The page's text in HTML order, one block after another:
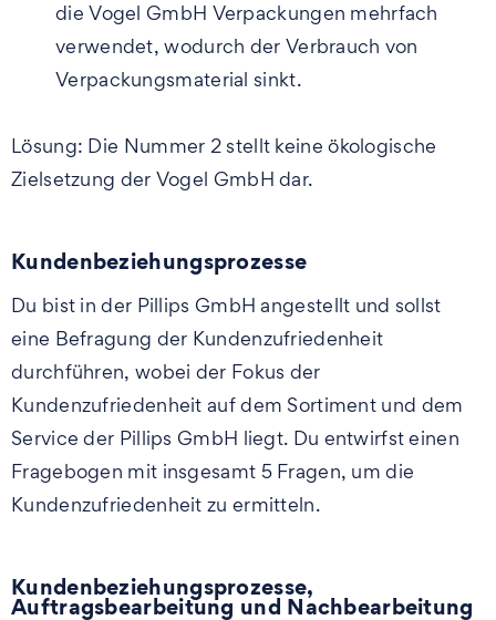
die Vogel GmbH Verpackungen mehrfach
verwendet, wodurch der Verbrauch von
Verpackungsmaterial sinkt.
Lösung: Die Nummer 2 stellt keine ökologische
Zielsetzung der Vogel GmbH dar.
Kundenbeziehungsprozesse
Du bist in der Pillips GmbH angestellt und sollst
eine Befragung der Kundenzufriedenheit
durchführen, wobei der Fokus der
Kundenzufriedenheit auf dem Sortiment und dem
Service der Pillips GmbH liegt. Du entwirfst einen
Fragebogen mit insgesamt 5 Fragen, um die
Kundenzufriedenheit zu ermitteln.
Kundenbeziehungsprozesse,
Auftragsbearbeitung und Nachbearbeitung